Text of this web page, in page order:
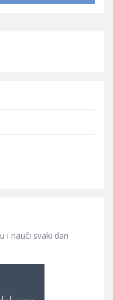
i nauči svaki dan